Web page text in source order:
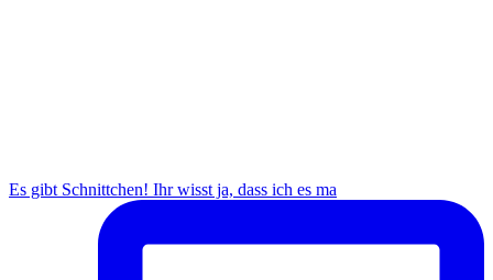
Es gibt Schnittchen! Ihr wisst ja, dass ich es ma